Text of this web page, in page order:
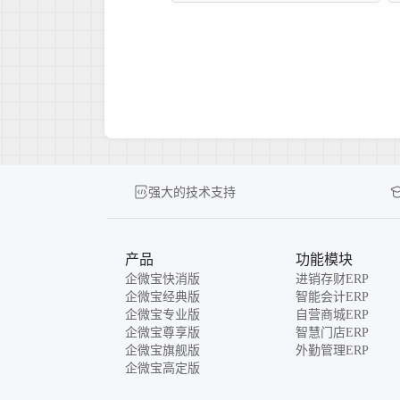
强大的技术支持
产品
企微宝快消版
企微宝经典版
企微宝专业版
企微宝尊享版
企微宝旗舰版
企微宝高定版
功能模块
进销存财ERP
智能会计ERP
自营商城ERP
智慧门店ERP
外勤管理ERP